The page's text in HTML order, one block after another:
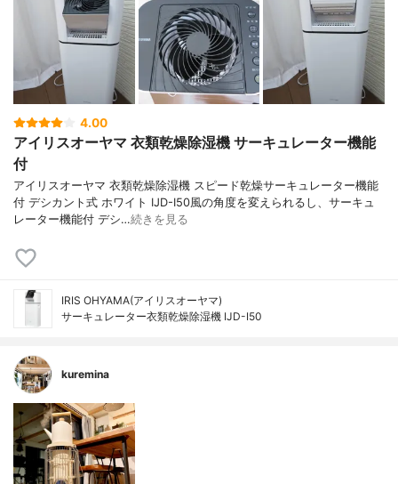
4.00
アイリスオーヤマ 衣類乾燥除湿機 サーキュレーター機能
付
アイリスオーヤマ 衣類乾燥除湿機 スピード乾燥サーキュレーター機能
付 デシカント式 ホワイト IJD-I50風の角度を変えられるし、サーキュ
レーター機能付 デシ…続きを見る
IRIS OHYAMA(アイリスオーヤマ)
サーキュレーター衣類乾燥除湿機 IJD-I50
kuremina